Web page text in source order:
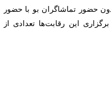
حضور تماشاگران بو با حضور
در جریان برگزاری این رقابت‌ها تعدادی از